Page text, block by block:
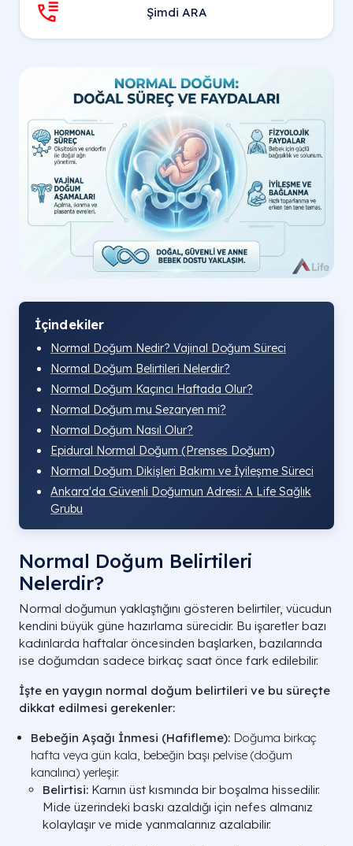
Şimdi ARA
İçindekiler
Normal Doğum Nedir? Vajinal Doğum Süreci
Normal Doğum Belirtileri Nelerdir?
Normal Doğum Kaçıncı Haftada Olur?
Normal Doğum mu Sezaryen mi?
Normal Doğum Nasıl Olur?
Epidural Normal Doğum (Prenses Doğum)
Normal Doğum Dikişleri Bakımı ve İyileşme Süreci
Ankara'da Güvenli Doğumun Adresi: A Life Sağlık
Grubu
Normal Doğum Belirtileri
Nelerdir?
Normal doğumun yaklaştığını gösteren belirtiler, vücudun
kendini büyük güne hazırlama sürecidir. Bu işaretler bazı
kadınlarda haftalar öncesinden başlarken, bazılarında
ise doğumdan sadece birkaç saat önce fark edilebilir.
İşte en yaygın normal doğum belirtileri ve bu süreçte
dikkat edilmesi gerekenler:
Bebeğin Aşağı İnmesi (Hafifleme): Doğuma birkaç
hafta veya gün kala, bebeğin başı pelvise (doğum
kanalına) yerleşir.
Belirtisi: Karnın üst kısmında bir boşalma hissedilir.
Mide üzerindeki baskı azaldığı için nefes almanız
kolaylaşır ve mide yanmalarınız azalabilir.